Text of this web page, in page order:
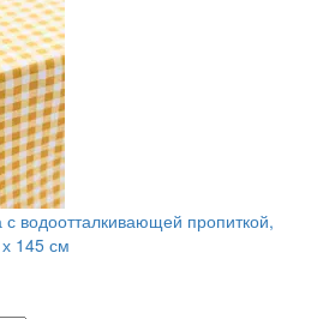
с водоотталкивающей пропиткой,
145 см